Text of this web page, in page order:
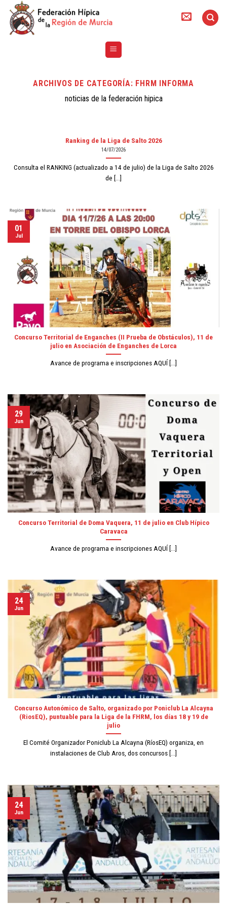
content
ARCHIVOS DE CATEGORÍA: FHRM INFORMA
noticias de la federación hipica
Ranking de la Liga de Salto 2026
14/07/2026
Consulta el RANKING (actualizado a 14 de julio) de la Liga de Salto 2026
de [...]
Concurso Territorial de Enganches (II Prueba de Obstáculos), 11 de
julio en Asociación de Enganches de Lorca
Avance de programa e inscripciones AQUÍ [...]
01
Jul
Concurso Territorial de Doma Vaquera, 11 de julio en Club Hípico
Caravaca
Avance de programa e inscripciones AQUÍ [...]
29
Jun
Concurso Autonómico de Salto, organizado por Poniclub La Alcayna
(RiosEQ), puntuable para la Liga de la FHRM, los días 18 y 19 de
julio
El Comité Organizador Poniclub La Alcayna (RíosEQ) organiza, en
instalaciones de Club Aros, dos concursos [...]
24
Jun
24
Jun